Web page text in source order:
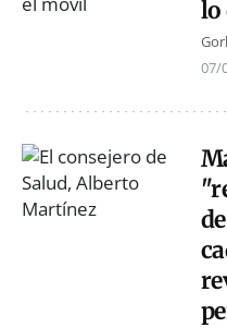
lo
07/